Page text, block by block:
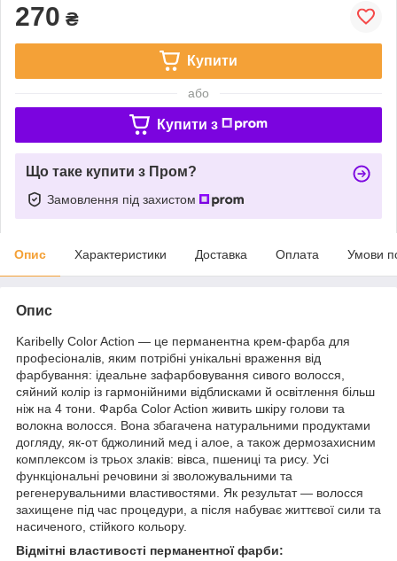
270 ₴
Купити
або
Купити з
Що таке купити з Пром?
Замовлення під захистом
Опис Характеристики Доставка Оплата Умови
Опис
Karibelly Color Action — це перманентна крем-фарба для
професіоналів, яким потрібні унікальні враження від
фарбування: ідеальне зафарбовування сивого волосся,
сяйний колір із гармонійними відблисками й освітлення більш
ніж на 4 тони. Фарба Color Action живить шкіру голови та
волокна волосся. Вона збагачена натуральними продуктами
догляду, як-от бджолиний мед і алое, а також дермозахисним
комплексом із трьох злаків: вівса, пшениці та рису. Усі
функціональні речовини зі зволожувальними та
регенерувальними властивостями. Як результат — волосся
захищене під час процедури, а після набуває життєвої сили та
насиченого, стійкого кольору.
Відмітні властивості перманентної фарби: